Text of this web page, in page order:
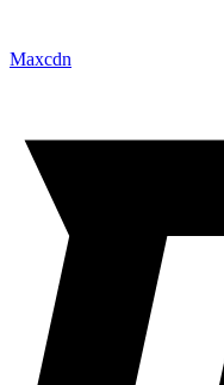
Maxcdn